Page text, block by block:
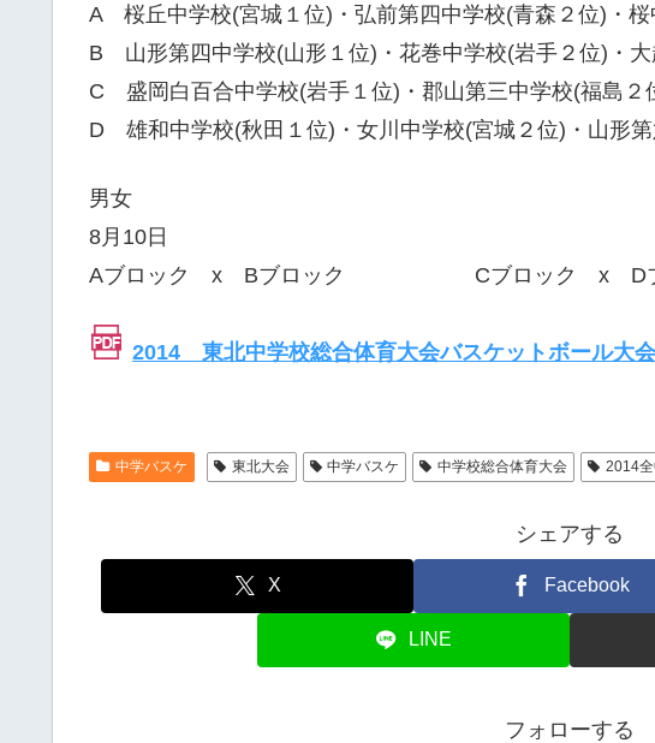
A 桜丘中学校(宮城１位)・弘前第四中学校(青森２位)・桜
B 山形第四中学校(山形１位)・花巻中学校(岩手２位)・
C 盛岡白百合中学校(岩手１位)・郡山第三中学校(福島２
D 雄和中学校(秋田１位)・女川中学校(宮城２位)・山形
男女
8月10日
Aブロック x Bブロック Cブロック x Dブ
2014 東北中学校総合体育大会バスケットボール大
中学バスケ 東北大会 中学バスケ 中学校総合体育大会 2014
シェアする
X Facebook
LINE
フォローする